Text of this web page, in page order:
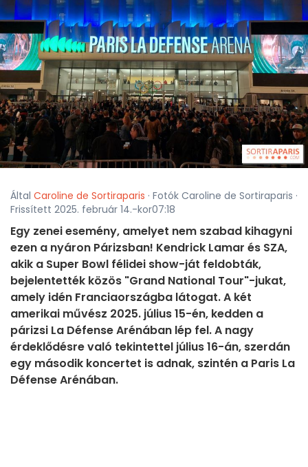
Által Caroline de Sortiraparis · Fotók Caroline de Sortiraparis ·
Frissített 2025. február 14.-kor07:18
Egy zenei esemény, amelyet nem szabad kihagyni
ezen a nyáron Párizsban! Kendrick Lamar és SZA,
akik a Super Bowl félidei show-ját feldobták,
bejelentették közös "Grand National Tour"-jukat,
amely idén Franciaországba látogat. A két
amerikai művész 2025. július 15-én, kedden a
párizsi La Défense Arénában lép fel. A nagy
érdeklődésre való tekintettel július 16-án, szerdán
egy második koncertet is adnak, szintén a Paris La
Défense Arénában.